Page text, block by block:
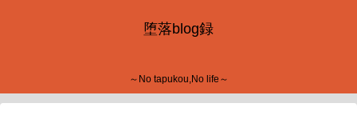
堕落blog録
～No tapukou,No life～